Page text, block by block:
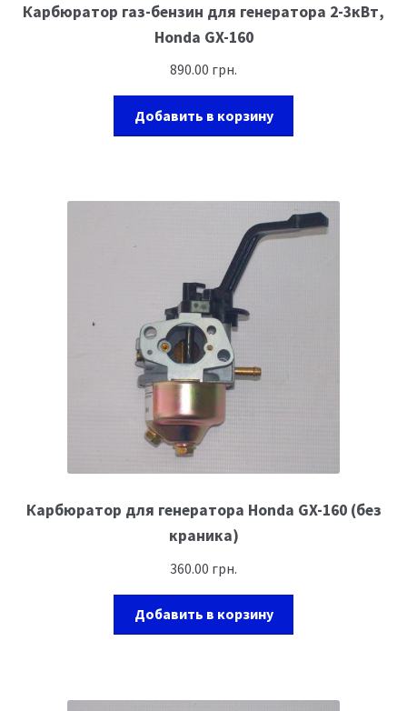
Карбюратор газ-бензин для генератора 2-3кВт,
Honda GX-160
890.00 грн.
Добавить в корзину
Карбюратор для генератора Honda GX-160 (без
краника)
360.00 грн.
Добавить в корзину